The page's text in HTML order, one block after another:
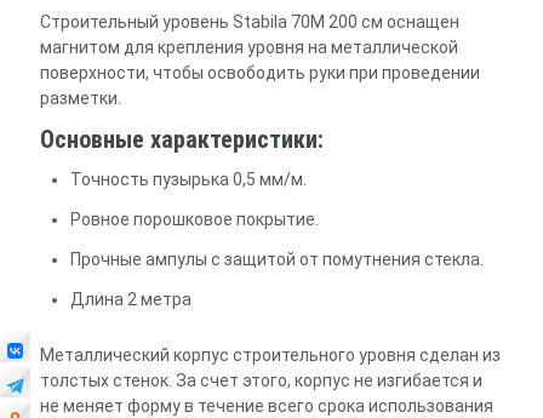
Строительный уровень Stabila 70M 200 см оснащен
магнитом для крепления уровня на металлической
поверхности, чтобы освободить руки при проведении
разметки.
Основные характеристики:
Точность пузырька 0,5 мм/м.
Ровное порошковое покрытие.
Прочные ампулы с защитой от помутнения стекла.
Длина 2 метра
Металлический корпус строительного уровня сделан из
толстых стенок. За счет этого, корпус не изгибается и
не меняет форму в течение всего срока использования